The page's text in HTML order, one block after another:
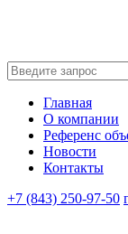
Главная
О компании
Референс
Новости
Контакты
+7 (843) 250-97-50